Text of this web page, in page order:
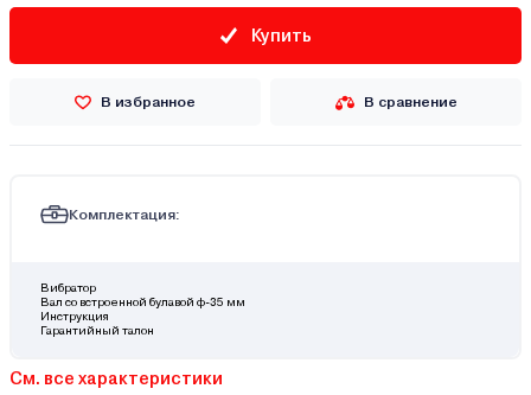
Купить
В избранное В сравнение
Комплектация:
Вибратор
Вал со встроенной булавой ф-35 мм
Инструкция
Гарантийный талон
См. все характеристики